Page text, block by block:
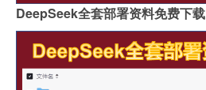
DeepSeek全套部署资料免费下载